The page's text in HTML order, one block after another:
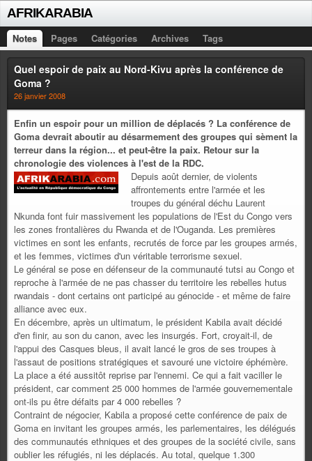
AFRIKARABIA
Notes Pages Catégories Archives Tags
Quel espoir de paix au Nord-Kivu après la conférence de
Goma ?
26 janvier 2008
Enfin un espoir pour un million de déplacés ? La conférence de
Goma devrait aboutir au désarmement des groupes qui sèment la
terreur dans la région... et peut-être la paix. Retour sur la
chronologie des violences à l'est de la RDC.
Depuis août dernier, de violents
affrontements entre l'armée et les
troupes du général déchu Laurent
Nkunda font fuir massivement les populations de l'Est du Congo vers
les zones frontalières du Rwanda et de l'Ouganda. Les premières
victimes en sont les enfants, recrutés de force par les groupes armés,
et les femmes, victimes d'un véritable terrorisme sexuel.
Le général se pose en défenseur de la communauté tutsi au Congo et
reproche à l'armée de ne pas chasser du territoire les rebelles hutus
rwandais - dont certains ont participé au génocide - et même de faire
alliance avec eux.
En décembre, après un ultimatum, le président Kabila avait décidé
d'en finir, au son du canon, avec les insurgés. Fort, croyait-il, de
l'appui des Casques bleus, il avait lancé le gros de ses troupes à
l'assaut de positions stratégiques et savouré une victoire éphémère.
La place a été aussitôt reprise par l'ennemi. Ce qui a fait vaciller le
président, car comment 25 000 hommes de l'armée gouvernementale
ont-ils pu être défaits par 4 000 rebelles ?
Contraint de négocier, Kabila a proposé cette conférence de paix de
Goma en invitant les groupes armés, les parlementaires, les délégués
des communautés ethniques et des groupes de la société civile, sans
oublier les réfugiés, ni les déplacés. Au total, quelque 1.300